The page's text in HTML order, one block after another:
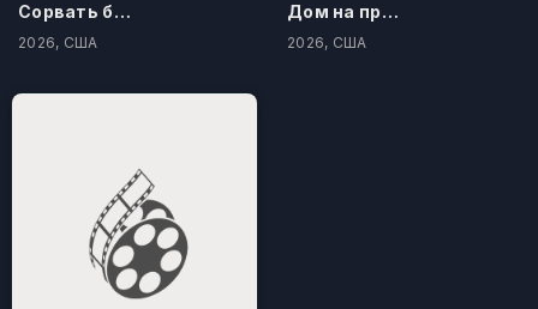
Сорвать банк 3: Вор-джентльмен
2026, США
Дом на проклятом холме
2026, США